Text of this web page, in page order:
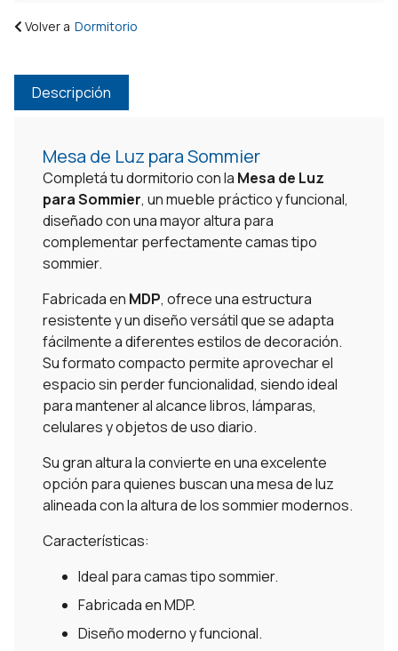
Volver a Dormitorio
Descripción
Mesa de Luz para Sommier
Completá tu dormitorio con la Mesa de Luz
para Sommier, un mueble práctico y funcional,
diseñado con una mayor altura para
complementar perfectamente camas tipo
sommier.
Fabricada en MDP, ofrece una estructura
resistente y un diseño versátil que se adapta
fácilmente a diferentes estilos de decoración.
Su formato compacto permite aprovechar el
espacio sin perder funcionalidad, siendo ideal
para mantener al alcance libros, lámparas,
celulares y objetos de uso diario.
Su gran altura la convierte en una excelente
opción para quienes buscan una mesa de luz
alineada con la altura de los sommier modernos.
Características:
Ideal para camas tipo sommier.
Fabricada en MDP.
Diseño moderno y funcional.